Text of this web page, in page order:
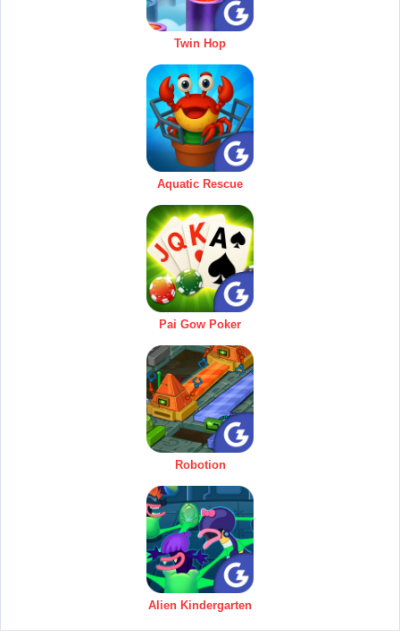
Twin Hop
Aquatic Rescue
Pai Gow Poker
Robotion
Alien Kindergarten